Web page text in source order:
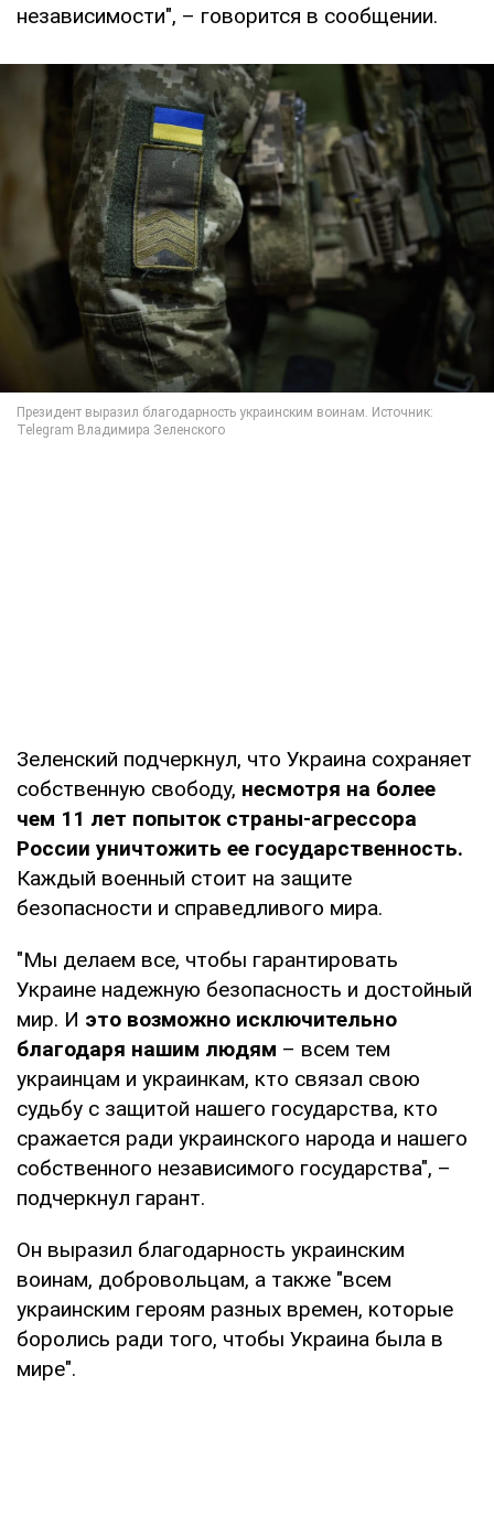
независимости", – говорится в сообщении.
Зеленский подчеркнул, что Украина сохраняет
собственную свободу, несмотря на более
чем 11 лет попыток страны-агрессора
России уничтожить ее государственность.
Каждый военный стоит на защите
безопасности и справедливого мира.
"Мы делаем все, чтобы гарантировать
Украине надежную безопасность и достойный
мир. И это возможно исключительно
благодаря нашим людям – всем тем
украинцам и украинкам, кто связал свою
судьбу с защитой нашего государства, кто
сражается ради украинского народа и нашего
собственного независимого государства", –
подчеркнул гарант.
Он выразил благодарность украинским
воинам, добровольцам, а также "всем
украинским героям разных времен, которые
боролись ради того, чтобы Украина была в
мире".